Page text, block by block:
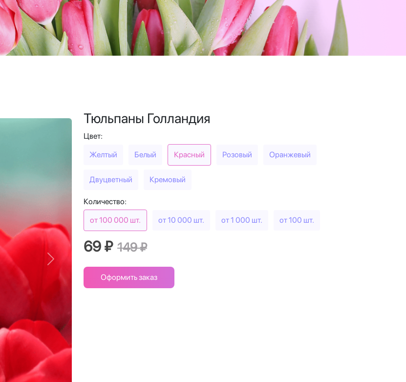
Next
Тюльпаны Голландия
Цвет:
Желтый
Белый Красный Розовый Оранжевый
Двуцветный Кремовый
Количество:
от 100 000 шт.
от 10 000 шт. от 1 000 шт. от 100 шт.
69 ₽ 149 ₽
Оформить заказ